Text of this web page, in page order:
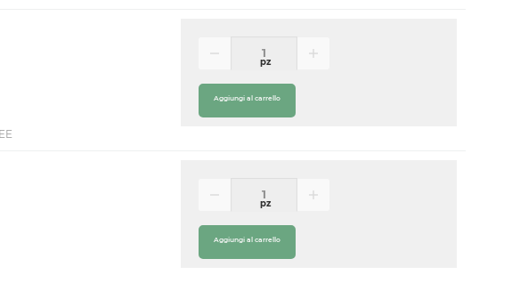
pz
Aggiungi al carrello
pz
Aggiungi al carrello